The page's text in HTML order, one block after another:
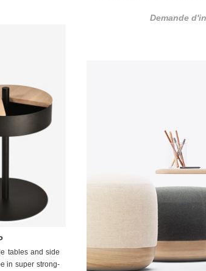
tables and side
in super strong-
Demande